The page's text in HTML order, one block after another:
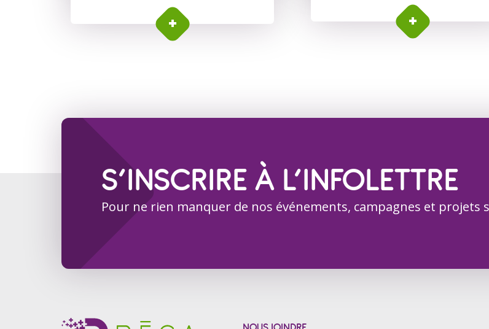
S’INSCRIRE À L’INFOLETTRE
Pour ne rien manquer de nos événements, campagnes et projets